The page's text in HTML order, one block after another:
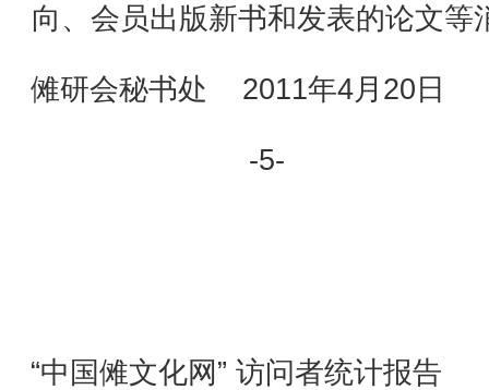
向、会员出版新书和发表的论文等
傩研会秘书处 2011年4月20日
-5-
“中国傩文化网” 访问者统计报告